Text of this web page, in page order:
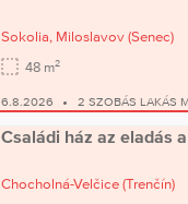
Sokolia, Miloslavov (Senec)
48 m2
6.8.2026 2 SZOBÁS LAKÁS
Családi ház az eladás
Chocholná-Velčice (Trenčín)